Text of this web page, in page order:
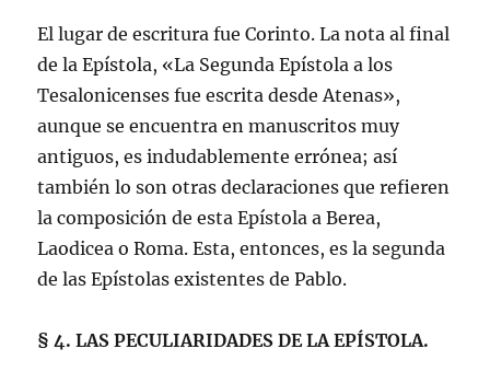
El lugar de escritura fue Corinto. La nota al final
de la Epístola, «La Segunda Epístola a los
Tesalonicenses fue escrita desde Atenas»,
aunque se encuentra en manuscritos muy
antiguos, es indudablemente errónea; así
también lo son otras declaraciones que refieren
la composición de esta Epístola a Berea,
Laodicea o Roma. Esta, entonces, es la segunda
de las Epístolas existentes de Pablo.
§ 4. LAS PECULIARIDADES DE LA EPÍSTOLA.